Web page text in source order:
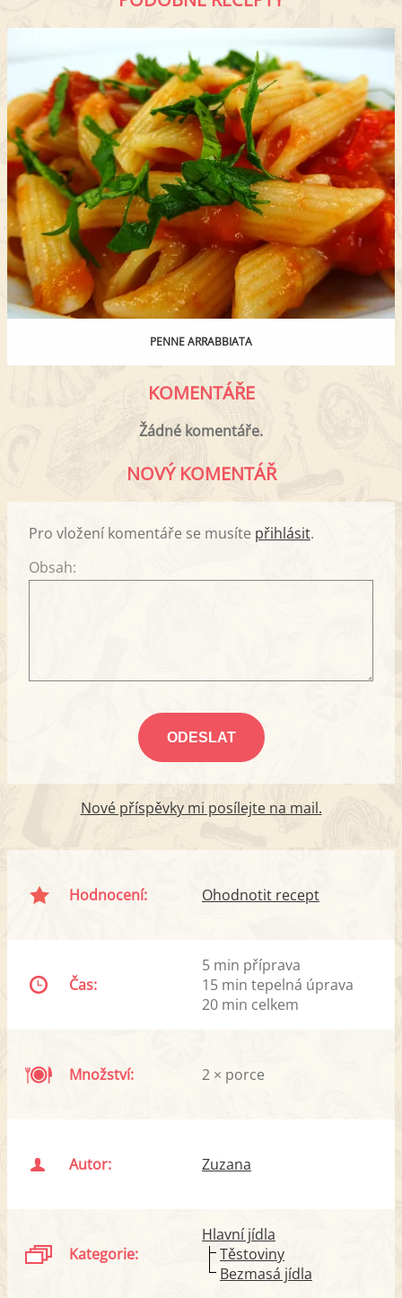
PENNE ARRABBIATA
KOMENTÁŘE
Žádné komentáře.
NOVÝ KOMENTÁŘ
Pro vložení komentáře se musíte přihlásit.
Obsah:
Nové příspěvky mi posílejte na mail.
Hodnocení: Ohodnotit recept
Čas:
5 min příprava
15 min tepelná úprava
20 min celkem
Množství: 2 × porce
Autor: Zuzana
Kategorie:
Hlavní jídla
Těstoviny
Bezmasá jídla